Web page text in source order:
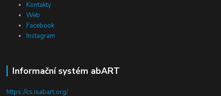
Kontakty
Web
Facebook
Instagram
Informační systém abART
https://cs.isabart.org/